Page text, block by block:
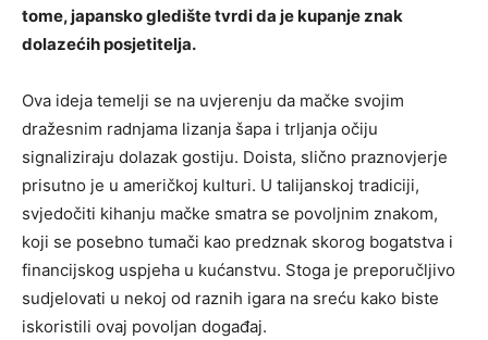
tome, japansko gledište tvrdi da je kupanje znak
dolazećih posjetitelja.
Ova ideja temelji se na uvjerenju da mačke svojim
dražesnim radnjama lizanja šapa i trljanja očiju
signaliziraju dolazak gostiju. Doista, slično praznovjerje
prisutno je u američkoj kulturi. U talijanskoj tradiciji,
svjedočiti kihanju mačke smatra se povoljnim znakom,
koji se posebno tumači kao predznak skorog bogatstva i
financijskog uspjeha u kućanstvu. Stoga je preporučljivo
sudjelovati u nekoj od raznih igara na sreću kako biste
iskoristili ovaj povoljan događaj.